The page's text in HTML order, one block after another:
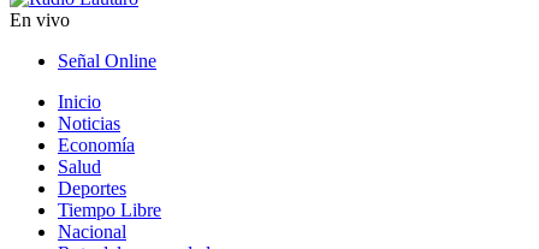
En vivo
Señal Online
Inicio
Noticias
Economía
Salud
Deportes
Tiempo Libre
Nacional